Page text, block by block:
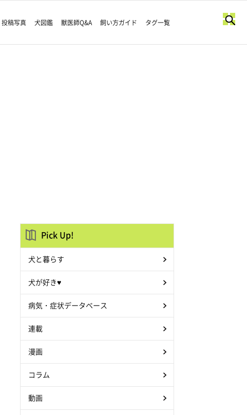
投稿写真 犬図鑑 獣医師Q&A 飼い方ガイド タグ一覧
Pick Up!
犬と暮らす
犬が好き♥
病気・症状データベース
連載
漫画
コラム
動画